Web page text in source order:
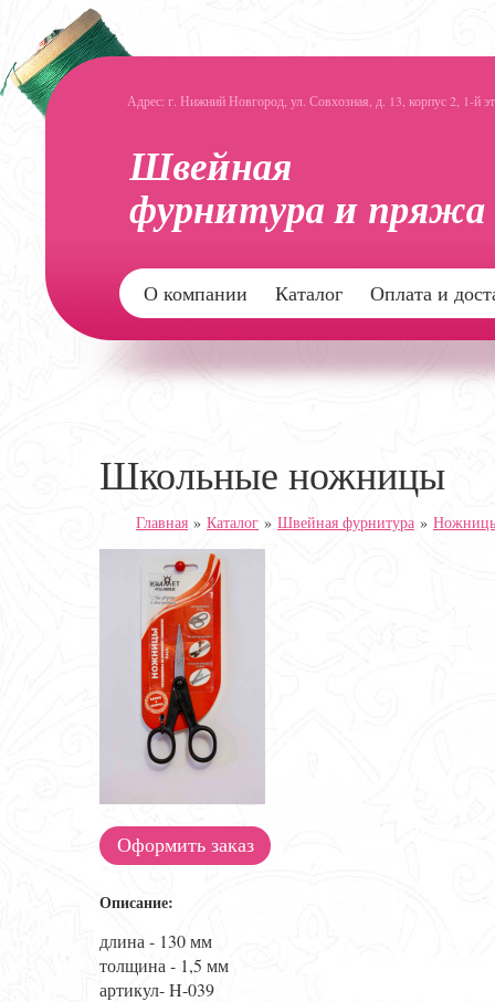
Адрес: г. Нижний Новгород, ул. Совхозная, д. 13, корпус 2, 1-й
О компании Каталог Оплата и
Школьные ножницы
Главная » Каталог » Швейная фурнитура »
Оформить заказ
Описание:
длина - 130 мм
толщина - 1,5 мм
артикул- H-039